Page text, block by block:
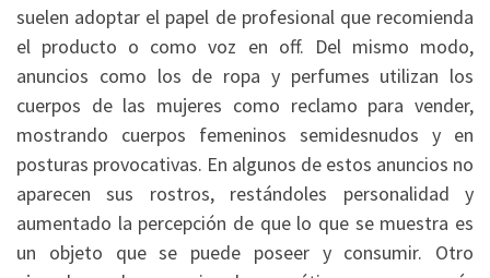
suelen adoptar el papel de profesional que recomienda
el producto o como voz en off. Del mismo modo,
anuncios como los de ropa y perfumes utilizan los
cuerpos de las mujeres como reclamo para vender,
mostrando cuerpos femeninos semidesnudos y en
posturas provocativas. En algunos de estos anuncios no
aparecen sus rostros, restándoles personalidad y
aumentado la percepción de que lo que se muestra es
un objeto que se puede poseer y consumir. Otro